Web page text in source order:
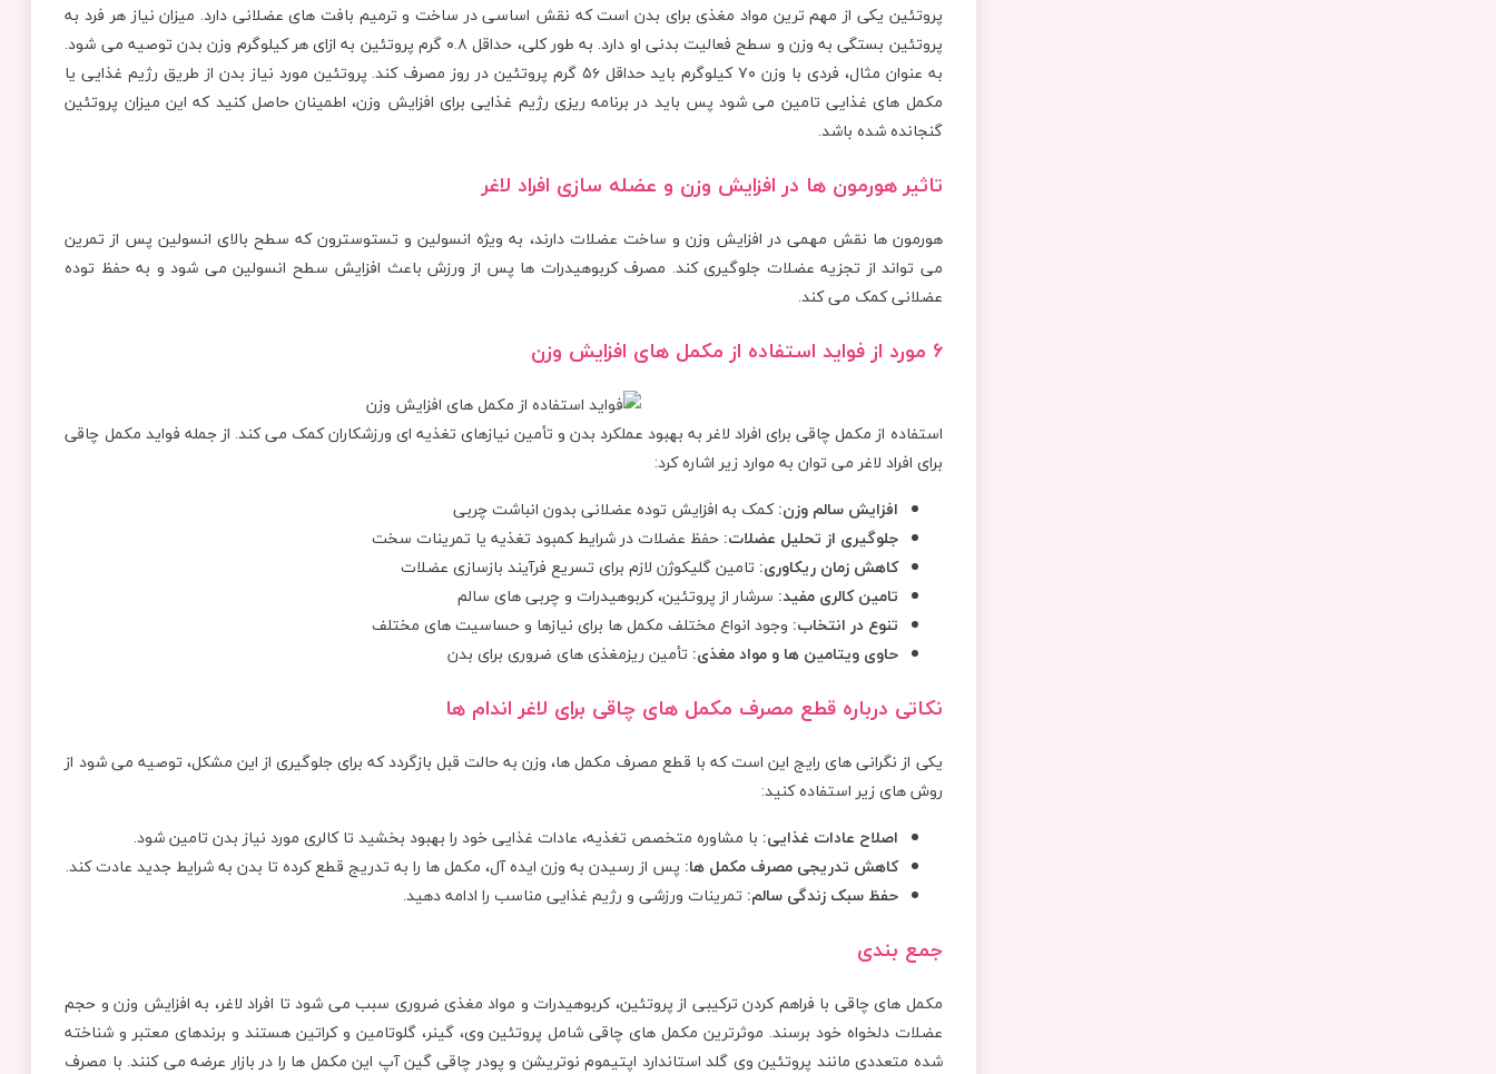
پروتئین یکی از مهم ‌ترین مواد مغذی برای بدن است که نقش اساسی در ساخت و ترمیم بافت ‌های عضلانی دارد. میزان نیاز هر فرد به
پروتئین بستگی به وزن و سطح فعالیت بدنی او دارد. به ‌طور کلی، حداقل ۰.۸ گرم پروتئین به ازای هر کیلوگرم وزن بدن توصیه می‌ شود.
به عنوان مثال، فردی با وزن ۷۰ کیلوگرم باید حداقل ۵۶ گرم پروتئین در روز مصرف کند. پروتئین مورد نیاز بدن از طریق رژیم غذایی یا
مکمل‌ های غذایی تامین می شود پس باید در برنامه ‌ریزی رژیم غذایی برای افزایش وزن، اطمینان حاصل کنید که این میزان پروتئین
گنجانده شده باشد.
تاثیر هورمون ‌ها در افزایش وزن و عضله ‌سازی افراد لاغر
هورمون‌ ها نقش مهمی در افزایش وزن و ساخت عضلات دارند، به ‌ویژه انسولین و تستوسترون که سطح بالای انسولین پس از تمرین
می‌ تواند از تجزیه عضلات جلوگیری کند. مصرف کربوهیدرات‌ ها پس از ورزش باعث افزایش سطح انسولین می ‌شود و به حفظ توده
عضلانی کمک می ‌کند.
6 مورد از فواید استفاده از مکمل ‌های افزایش وزن
استفاده از مکمل چاقی برای افراد لاغر به بهبود عملکرد بدن و تأمین نیازهای تغذیه ‌ای ورزشکاران کمک می ‌کند. از جمله فواید مکمل چاقی
برای افراد لاغر می‌ توان به موارد زیر اشاره کرد:
افزایش سالم وزن:کمک به افزایش توده عضلانی بدون انباشت چربی
جلوگیری از تحلیل عضلات: حفظ عضلات در شرایط کمبود تغذیه یا تمرینات سخت
کاهش زمان ریکاوری: تامین گلیکوژن لازم برای تسریع فرآیند بازسازی عضلات
تامین کالری مفید: سرشار از پروتئین، کربوهیدرات و چربی ‌های سالم
تنوع در انتخاب: وجود انواع مختلف مکمل‌ ها برای نیازها و حساسیت ‌های مختلف
حاوی ویتامین ‌ها و مواد مغذی: تأمین ریزمغذی‌ های ضروری برای بدن
نکاتی درباره قطع مصرف مکمل ‌های چاقی برای لاغر اندام ها
یکی از نگرانی ‌های رایج این است که با قطع مصرف مکمل ‌ها، وزن به حالت قبل بازگردد که برای جلوگیری از این مشکل، توصیه می‌ شود از
روش‌ های زیر استفاده کنید:
اصلاح عادات غذایی: با مشاوره متخصص تغذیه، عادات غذایی خود را بهبود بخشید تا کالری مورد نیاز بدن تامین شود.
کاهش تدریجی مصرف مکمل‌ ها: پس از رسیدن به وزن ایده ‌آل، مکمل ‌ها را به ‌تدریج قطع کرده تا بدن به شرایط جدید عادت کند.
حفظ سبک زندگی سالم: تمرینات ورزشی و رژیم غذایی مناسب را ادامه دهید.
جمع ‌بندی
مکمل های چاقی با فراهم کردن ترکیبی از پروتئین، کربوهیدرات و مواد مغذی ضروری سبب می شود تا افراد لاغر، به افزایش وزن و حجم
عضلات دلخواه خود برسند. موثرترین مکمل های چاقی شامل پروتئین وی، گینر، گلوتامین و کراتین هستند و برندهای معتبر و شناخته
شده متعددی مانند پروتئین وی گلد استاندارد اپتیموم نوتریشن و پودر چاقی گین آپ این مکمل ها را در بازار عرضه می کنند. با مصرف